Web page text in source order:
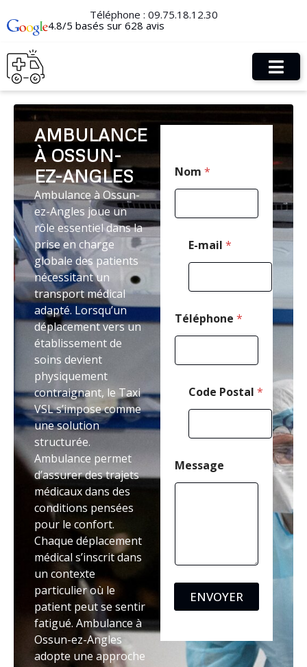
Téléphone : 09.75.18.12.30
4.8/5 basés sur 628 avis
AMBULANCE
À OSSUN-
EZ-ANGLES
Ambulance à Ossun-
ez-Angles joue un
rôle essentiel dans la
prise en charge
globale des patients
nécessitant un
transport médical
adapté. Lorsqu’un
déplacement vers un
établissement de
soins devient
physiquement
contraignant, le Taxi
VSL s’impose comme
une solution
structurée.
Ambulance permet
d’assurer des trajets
médicaux dans des
conditions pensées
pour le confort.
Chaque déplacement
médical s’inscrit dans
un contexte
particulier où le
patient peut se sentir
fatigué. Ambulance à
Ossun-ez-Angles
adopte une approche
Nom *
E-mail *
Téléphone *
M
e
s
s
a
g
e
N
Code Postal *
Message
ENVOYER